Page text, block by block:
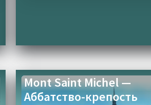
Mont Saint Michel —
Аббатство-крепость